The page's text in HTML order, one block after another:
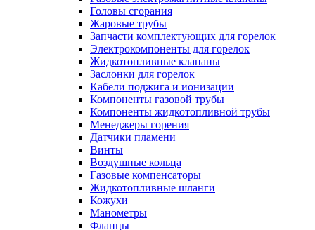
Головы сгорания
Жаровые трубы
Запчасти комплектующих для горелок
Электрокомпоненты для горелок
Жидкотопливные клапаны
Заслонки для горелок
Кабели поджига и ионизации
Компоненты газовой трубы
Компоненты жидкотопливной трубы
Менеджеры горения
Датчики пламени
Винты
Воздушные кольца
Газовые компенсаторы
Жидкотопливные шланги
Кожухи
Манометры
Фланцы